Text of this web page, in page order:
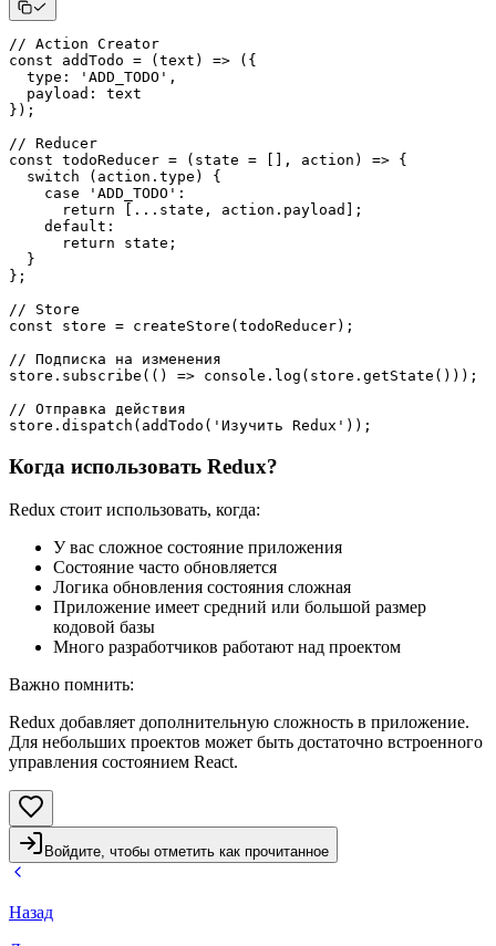
// Action Creator
const
addTodo = ( text ) => ( {
type : 'ADD_TODO' ,
payload :
} ) ;
// Reducer
const todoReducer = ( state = , action ) => {
switch
( action . type )
{
case
'ADD_TODO' :
return
... state , action . payload
;
default :
return state ;
}
} ;
// Store
const store = createStore ( todoReducer) ;
// Подписка на изменения
store . subscribe ( ( ) => console . log ( store . getState ( ) ) ) ;
// Отправка действия
store . dispatch ( addTodo ( 'Изучить Redux' ) ) ;
Когда использовать Redux?
Redux стоит использовать, когда:
У вас сложное состояние приложения
Состояние часто обновляется
Логика обновления состояния сложная
Приложение имеет средний или большой размер
кодовой базы
Много разработчиков работают над проектом
Важно помнить:
Redux добавляет дополнительную сложность в приложение.
Для небольших проектов может быть достаточно встроенного
управления состоянием React.
Войдите, чтобы отметить как прочитанное
Назад